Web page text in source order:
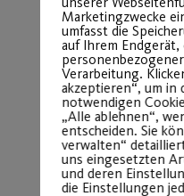
Erstellung und -
Entwicklung und
liegen dabei bei
Marketingzwecke
umfasst die
auf Ihrem Endgerät,
Verarbeitung.
akzeptieren“, um in
notwendigen
„Alle ablehnen“,
entscheiden. Sie
verwalten“
uns eingesetzten
und deren
die Einstellungen